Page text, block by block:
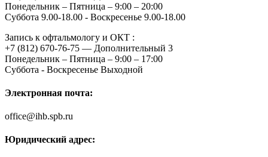
Понедельник – Пятница – 9:00 – 20:00
Суббота 9.00-18.00 - Воскресенье 9.00-18.00
Запись к офтальмологу и ОКТ :
+7 (812) 670-76-75 — Дополнительный 3
Понедельник – Пятница – 9:00 – 17:00
Суббота - Воскресенье Выходной
Электронная почта:
office@ihb.spb.ru
Юридический адрес: